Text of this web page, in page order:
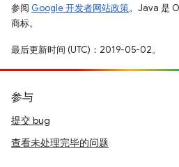
参阅 Google 开发者网站政策。Java 是
商标。
最后更新时间 (UTC)：2019-05-02。
参与
提交 bug
查看未处理完毕的问题